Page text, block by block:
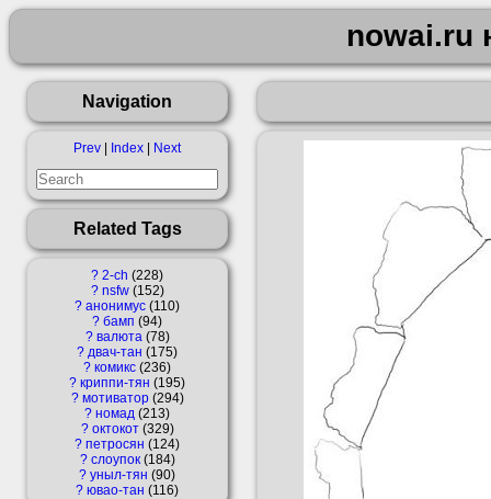
nowai.ru
Navigation
Prev Index Next
Related Tags
? 2-ch 228
? nsfw 152
? анонимус 110
? бамп 94
? валюта 78
? двач-тан
175
? комикс 236
? криппи-тян
195
? мотиватор 294
? номад 213
? октокот 329
? петросян
124
? слоупок 184
? уныл-тян 90
? ювао-тан 116